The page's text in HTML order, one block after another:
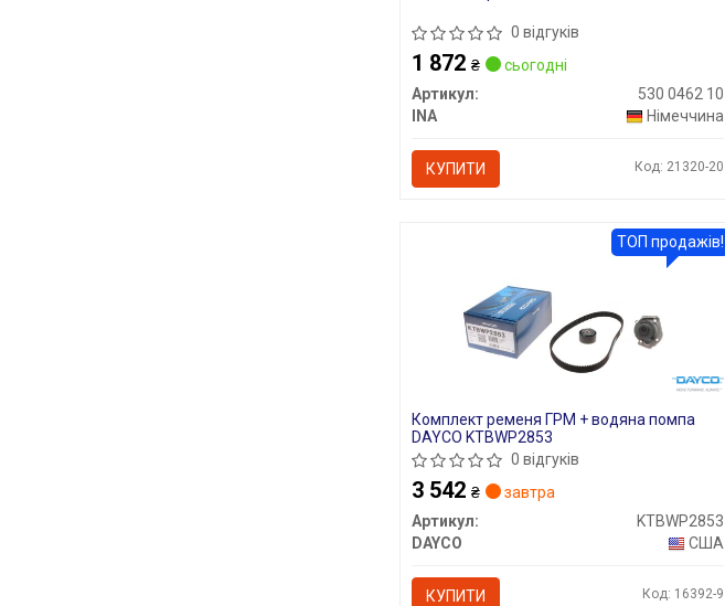
0 відгуків
1 872 ₴
сьогодні
Артикул:
530 0462 10
INA
Німеччина
КУПИТИ Код: 21320-20
Комплект ременя ГРМ + водяна помпа
DAYCO KTBWP2853
0 відгуків
3 542 ₴
завтра
Артикул:
KTBWP2853
DAYCO
США
КУПИТИ Код: 16392-9
ТОП продажів!